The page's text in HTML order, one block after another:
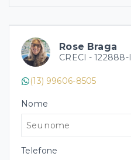
Rose Braga
CRECI - 122888-I
(13) 99606-8505
Nome
Telefone